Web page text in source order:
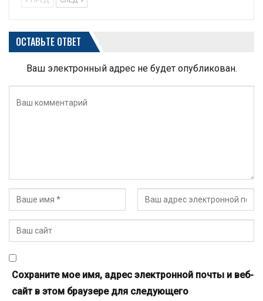
ОСТАВЬТЕ ОТВЕТ
Ваш электронный адрес не будет опубликован.
Сохраните мое имя, адрес электронной почты и веб-
сайт в этом браузере для следующего